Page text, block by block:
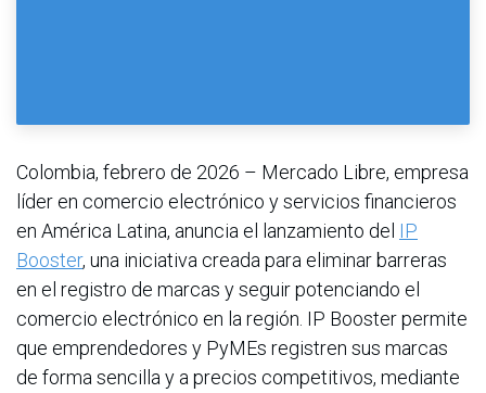
Colombia, febrero de 2026 – Mercado Libre, empresa
líder en comercio electrónico y servicios financieros
en América Latina, anuncia el lanzamiento del IP
Booster, una iniciativa creada para eliminar barreras
en el registro de marcas y seguir potenciando el
comercio electrónico en la región. IP Booster permite
que emprendedores y PyMEs registren sus marcas
de forma sencilla y a precios competitivos, mediante